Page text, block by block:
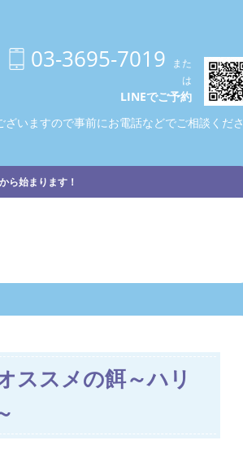
03-3695-7019
また
は
LINEでご予約
いますので事前にお電話などでご相談くださ
ら始まります！
ススメの餌～ハリ